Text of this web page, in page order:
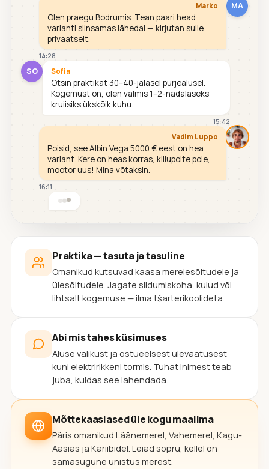
MA
Marko
Olen praegu Bodrumis. Tean paari head
varianti siinsamas lähedal — kirjutan sulle
privaatselt.
14:28
SO Sofia
Otsin praktikat 30–40-jalasel purjealusel.
Kogemust on, olen valmis 1–2-nädalaseks
kruiisiks ükskõik kuhu.
15:42
Vadim Luppo
Poisid, see Albin Vega 5000 € eest on hea
variant. Kere on heas korras, kiilupolte pole,
mootor uus! Mina võtaksin.
16:11
Praktika — tasuta ja tasuline
Omanikud kutsuvad kaasa merelesõitudele ja
ülesõitudele. Jagate sildumiskoha, kulud või
lihtsalt kogemuse — ilma tšarterikoolideta.
Abi mis tahes küsimuses
Aluse valikust ja ostueelsest ülevaatusest
kuni elektririkkeni tormis. Tuhat inimest teab
juba, kuidas see lahendada.
Mõttekaaslased üle kogu maailma
Päris omanikud Läänemerel, Vahemerel, Kagu-
Aasias ja Kariibidel. Leiad sõpru, kellel on
samasugune unistus merest.